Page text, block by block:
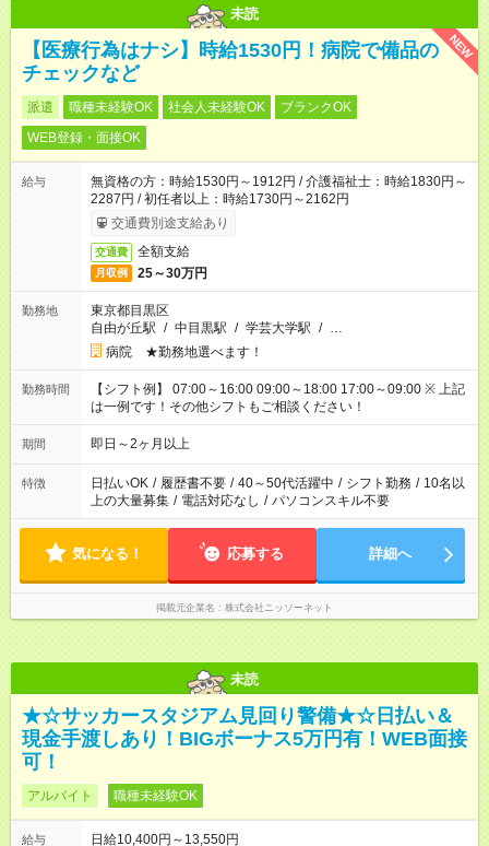
未読
NEW
【医療行為はナシ】時給1530円！病院で備品の
チェックなど
派遣 職種未経験OK 社会人未経験OK
ブランクOK
WEB登録・面接OK
給与
無資格の方：時給1530円～1912円 / 介護福祉士：時給1830円～
2287円 / 初任者以上：時給1730円～2162円
交通費別途支給あり
交通費 全額支給
月収例 25～30万円
勤務地
東京都目黒区
自由が丘駅 / 中目黒駅 / 学芸大学駅 / …
病院 ★勤務地選べます！
勤務時間
【シフト例】 07:00～16:00 09:00～18:00 17:00～09:00 ※ 上記
は一例です！その他シフトもご相談ください！
期間 即日～2ヶ月以上
特徴 日払いOK / 履歴書不要 / 40～50代活躍中 / シフト勤務 / 10名以
上の大量募集 / 電話対応なし / パソコンスキル不要
気になる！ 応募する 詳細へ
掲載元企業名 株式会社ニッソーネット
未読
★☆サッカースタジアム見回り警備★☆日払い＆
現金手渡しあり！BIGボーナス5万円有！WEB面接
可！
アルバイト 職種未経験OK
給与 日給10,400円～13,550円